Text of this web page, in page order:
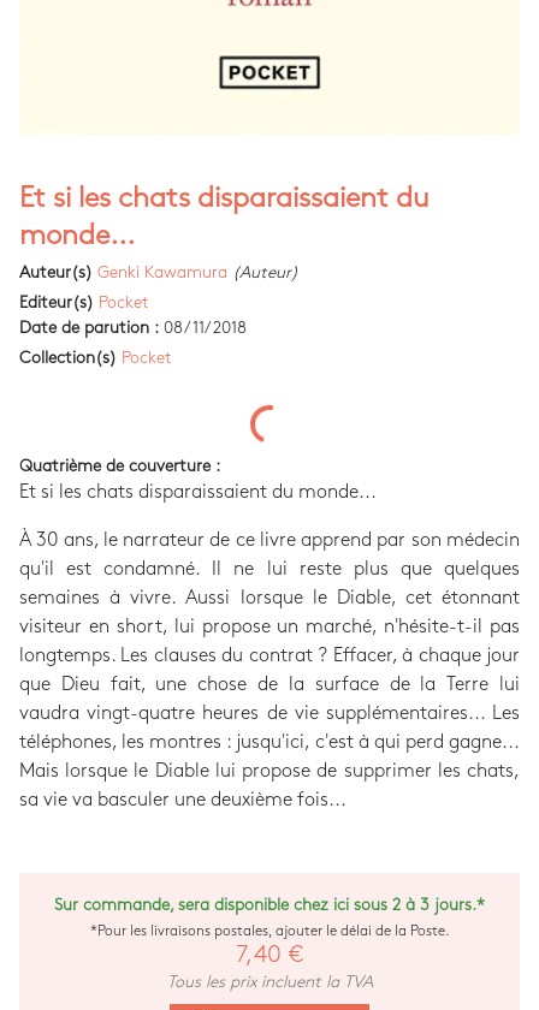
Et si les chats disparaissaient du
monde...
Auteur(s) Genki Kawamura (Auteur)
Editeur(s) Pocket
Date de parution : 08/11/2018
Collection(s) Pocket
Quatrième de couverture :
Et si les chats disparaissaient du monde...
À 30 ans, le narrateur de ce livre apprend par son médecin
qu'il est condamné. Il ne lui reste plus que quelques
semaines à vivre. Aussi lorsque le Diable, cet étonnant
visiteur en short, lui propose un marché, n'hésite-t-il pas
longtemps. Les clauses du contrat ? Effacer, à chaque jour
que Dieu fait, une chose de la surface de la Terre lui
vaudra vingt-quatre heures de vie supplémentaires... Les
téléphones, les montres : jusqu'ici, c'est à qui perd gagne...
Mais lorsque le Diable lui propose de supprimer les chats,
sa vie va basculer une deuxième fois...
Sur commande, sera disponible chez ici sous 2 à 3 jours.*
*Pour les livraisons postales, ajouter le délai de la Poste.
7,40 €
Tous les prix incluent la TVA